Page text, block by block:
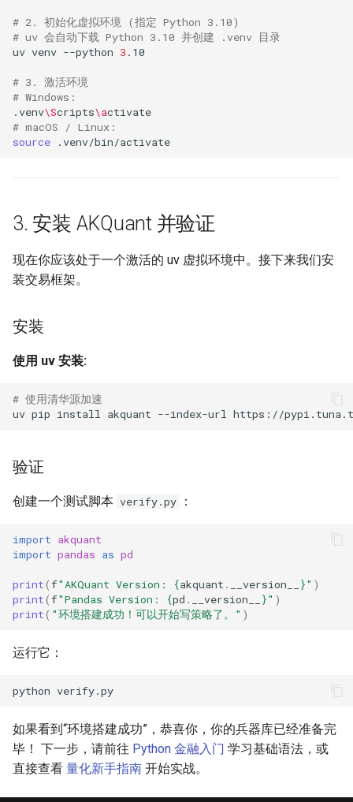
# 2. 初始化虚拟环境 (指定 Python 3.10)
# uv 会自动下载 Python 3.10 并创建 .venv 目录
uv venv --python 3
# 3. 激活环境
# Windows:
.venv\Scripts\a
# macOS / Linux:
source
3. 安装 AKQuant 并验证
现在你应该处于一个激活的 uv 虚拟环境中。接下来我们安
装交易框架。
安装
使用 uv 安装:
# 使用清华源加速
uv pip install akquant --index-url
验证
创建一个测试脚本 verify.py ：
import akquant
import pandas as pd
print(f"AKQuant Version: {akquant . __version__ }" )
print(f"Pandas Version: {pd . __version__ }" )
print( "环境搭建成功！可以开始写策略了。" )
运行它：
python
如果看到“环境搭建成功”，恭喜你，你的兵器库已经准备完
毕！ 下一步，请前往 Python 金融入门 学习基础语法，或
直接查看 量化新手指南 开始实战。